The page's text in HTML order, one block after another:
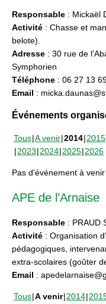
Responsable : Mickaël
Activité : Chasse et
belote).
Adresse : 30 rue de
Symphorien
Téléphone : 06 27 13
Email :
Événements
Tous A venir 2014 2015
2023 2024 2025 2026
Pas d'événement à venir
APE de l’Arnaise
Responsable : PRAUD
Activité : Organisation
pédagogiques,
extra-scolaires (goûter
Email :
Tous A venir 2014